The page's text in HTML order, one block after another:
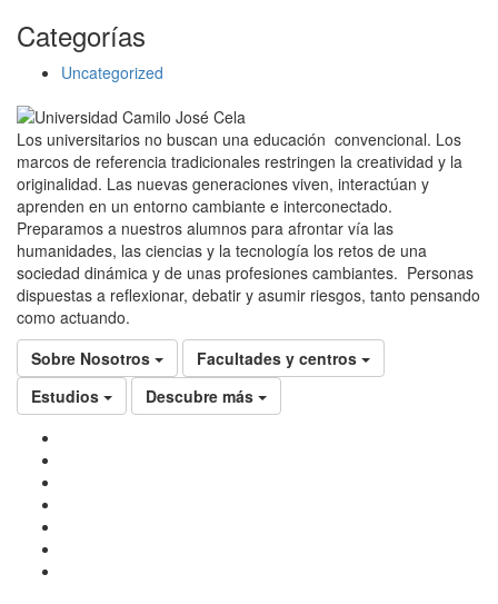
Categorías
Uncategorized
Los universitarios no buscan una educación convencional. Los
marcos de referencia tradicionales restringen la creatividad y la
originalidad. Las nuevas generaciones viven, interactúan y
aprenden en un entorno cambiante e interconectado.
Preparamos a nuestros alumnos para afrontar vía las
humanidades, las ciencias y la tecnología los retos de una
sociedad dinámica y de unas profesiones cambiantes. Personas
dispuestas a reflexionar, debatir y asumir riesgos, tanto pensando
como actuando.
Sobre Nosotros
Facultades y centros
Estudios
Descubre más